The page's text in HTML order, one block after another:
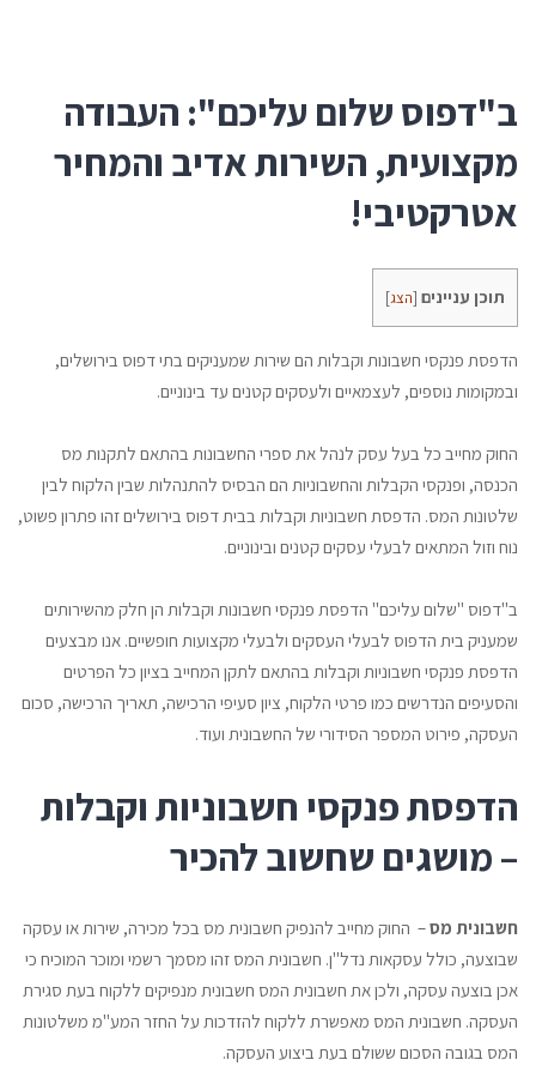
ב"דפוס שלום עליכם": העבודה
מקצועית, השירות אדיב והמחיר
אטרקטיבי!
תוכן עניינים [הצג]
הדפסת פנקסי חשבונות וקבלות הם שירות שמעניקים בתי דפוס בירושלים,
ובמקומות נוספים, לעצמאיים ולעסקים קטנים עד בינוניים.
החוק מחייב כל בעל עסק לנהל את ספרי החשבונות בהתאם לתקנות מס
הכנסה, ופנקסי הקבלות והחשבוניות הם הבסיס להתנהלות שבין הלקוח לבין
שלטונות המס. הדפסת חשבוניות וקבלות בבית דפוס בירושלים זהו פתרון פשוט,
נוח וזול המתאים לבעלי עסקים קטנים ובינוניים.
ב"דפוס "שלום עליכם" הדפסת פנקסי חשבונות וקבלות הן חלק מהשירותים
שמעניק בית הדפוס לבעלי העסקים ולבעלי מקצועות חופשיים. אנו מבצעים
הדפסת פנקסי חשבוניות וקבלות בהתאם לתקן המחייב בציון כל הפרטים
והסעיפים הנדרשים כמו פרטי הלקוח, ציון סעיפי הרכישה, תאריך הרכישה, סכום
העסקה, פירוט המספר הסידורי של החשבונית ועוד.
הדפסת פנקסי חשבוניות וקבלות
– מושגים שחשוב להכיר
חשבונית מס– החוק מחייב להנפיק חשבונית מס בכל מכירה, שירות או עסקה
שבוצעה, כולל עסקאות נדל"ן. חשבונית המס זהו מסמך רשמי ומוכר המוכיח כי
אכן בוצעה עסקה, ולכן את חשבונית המס חשבונית מנפיקים ללקוח בעת סגירת
העסקה. חשבונית המס מאפשרת ללקוח להזדכות על החזר המע"מ משלטונות
המס בגובה הסכום ששולם בעת ביצוע העסקה.